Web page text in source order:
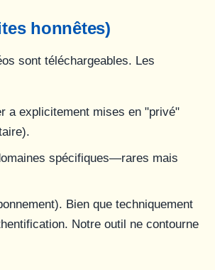
honnêtes)
sont téléchargeables. Les
a explicitement mises en "privé"
spécifiques—rares mais
Bien que techniquement
Notre outil ne contourne